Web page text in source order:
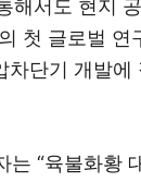
해서도 현지
첫 글로벌 연
차단기 개발에
는 “육불화황